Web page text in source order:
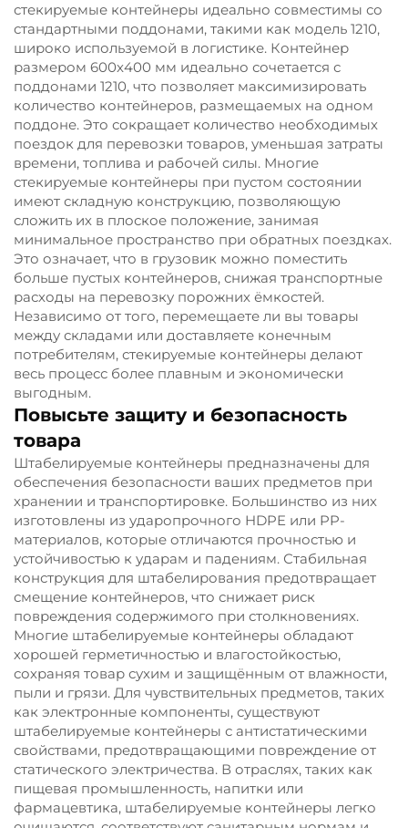
стекируемые контейнеры идеально совместимы со
стандартными поддонами, такими как модель 1210,
широко используемой в логистике. Контейнер
размером 600x400 мм идеально сочетается с
поддонами 1210, что позволяет максимизировать
количество контейнеров, размещаемых на одном
поддоне. Это сокращает количество необходимых
поездок для перевозки товаров, уменьшая затраты
времени, топлива и рабочей силы. Многие
стекируемые контейнеры при пустом состоянии
имеют складную конструкцию, позволяющую
сложить их в плоское положение, занимая
минимальное пространство при обратных поездках.
Это означает, что в грузовик можно поместить
больше пустых контейнеров, снижая транспортные
расходы на перевозку порожних ёмкостей.
Независимо от того, перемещаете ли вы товары
между складами или доставляете конечным
потребителям, стекируемые контейнеры делают
весь процесс более плавным и экономически
выгодным.
Повысьте защиту и безопасность
товара
Штабелируемые контейнеры предназначены для
обеспечения безопасности ваших предметов при
хранении и транспортировке. Большинство из них
изготовлены из ударопрочного HDPE или PP-
материалов, которые отличаются прочностью и
устойчивостью к ударам и падениям. Стабильная
конструкция для штабелирования предотвращает
смещение контейнеров, что снижает риск
повреждения содержимого при столкновениях.
Многие штабелируемые контейнеры обладают
хорошей герметичностью и влагостойкостью,
сохраняя товар сухим и защищённым от влажности,
пыли и грязи. Для чувствительных предметов, таких
как электронные компоненты, существуют
штабелируемые контейнеры с антистатическими
свойствами, предотвращающими повреждение от
статического электричества. В отраслях, таких как
пищевая промышленность, напитки или
фармацевтика, штабелируемые контейнеры легко